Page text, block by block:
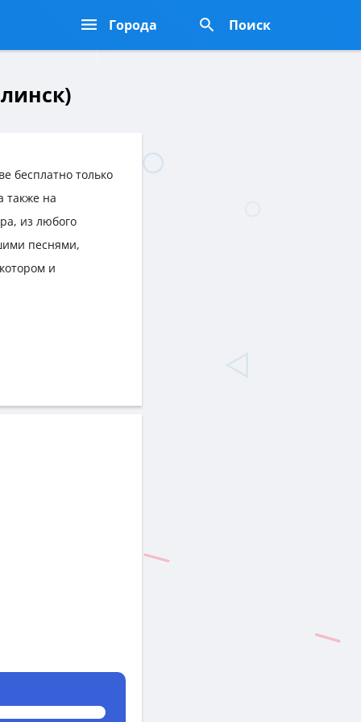
Города Поиск
бесплатно только
также на
из любого
песнями,
и